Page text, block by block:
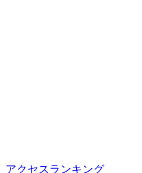
アクセスランキング